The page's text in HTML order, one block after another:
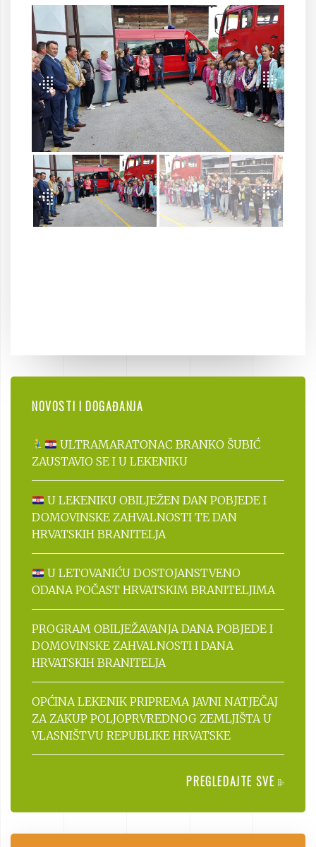
NOVOSTI I DOGAĐANJA
ULTRAMARATONAC BRANKO ŠUBIĆ
ZAUSTAVIO SE I U LEKENIKU
U LEKENIKU OBILJEŽEN DAN POBJEDE I
DOMOVINSKE ZAHVALNOSTI TE DAN
HRVATSKIH BRANITELJA
U LETOVANIĆU DOSTOJANSTVENO
ODANA POČAST HRVATSKIM BRANITELJIMA
PROGRAM OBILJEŽAVANJA DANA POBJEDE I
DOMOVINSKE ZAHVALNOSTI I DANA
HRVATSKIH BRANITELJA
OPĆINA LEKENIK PRIPREMA JAVNI NATJEČAJ
ZA ZAKUP POLJOPRVREDNOG ZEMLJIŠTA U
VLASNIŠTVU REPUBLIKE HRVATSKE
PREGLEDAJTE SVE